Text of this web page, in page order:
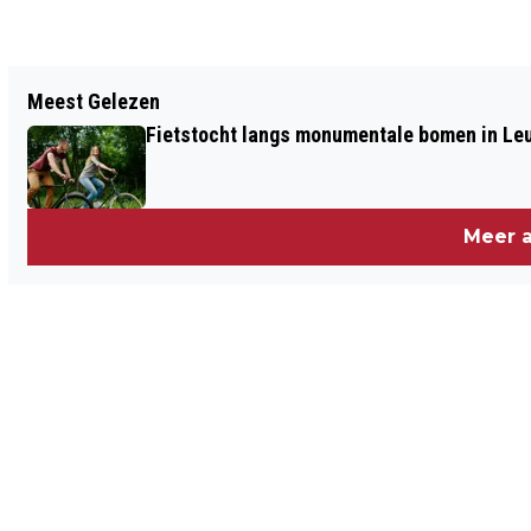
RUIM 75 PROCENT VAN DE
INBRAAKPOGINGEN IN LIMBURG
SUCCESVOL
Meest Gelezen
Fietstocht langs monumentale bomen in
Meer